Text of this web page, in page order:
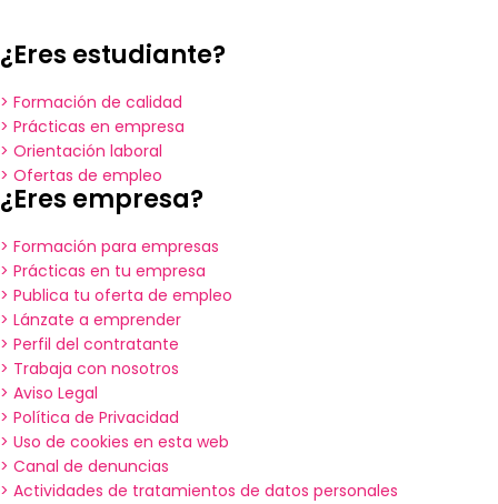
¿Eres estudiante?
> Formación de calidad
> Prácticas en empresa
> Orientación laboral
> Ofertas de empleo
¿Eres empresa?
> Formación para empresas
> Prácticas en tu empresa
> Publica tu oferta de empleo
> Lánzate a emprender
> Perfil del contratante
> Trabaja con nosotros
> Aviso Legal
> Política de Privacidad
> Uso de cookies en esta web
> Canal de denuncias
> Actividades de tratamientos de datos personales